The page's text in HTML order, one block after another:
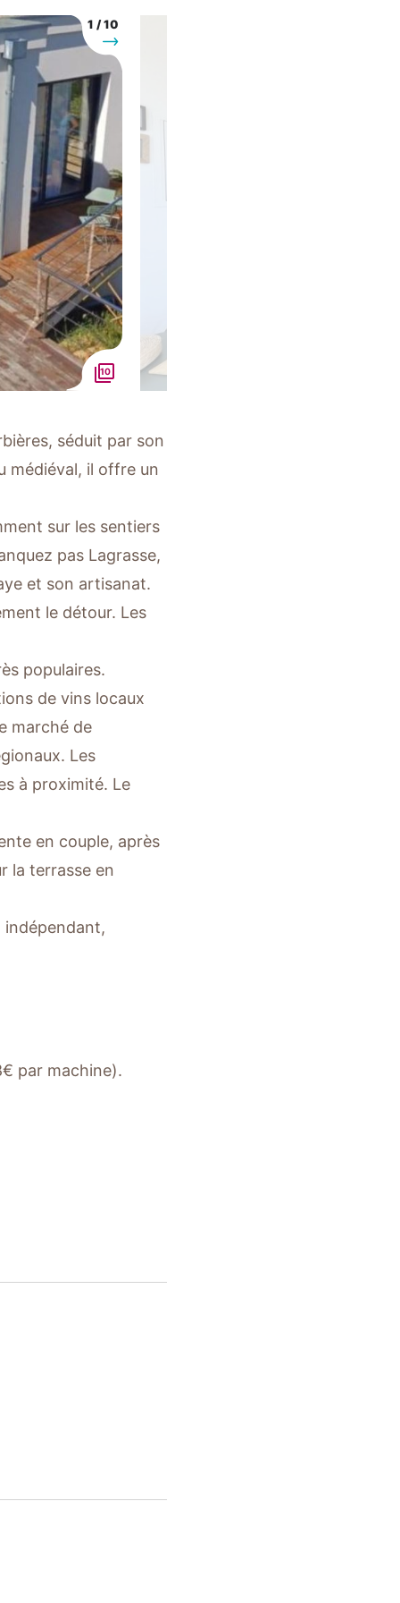
1 /10
Suivant
10
séduit par son
médiéval, il offre un
sur les sentiers
pas Lagrasse,
et son artisanat.
le détour. Les
populaires.
de vins locaux
marché de
Les
à proximité. Le
en couple, après
la terrasse en
indépendant,
par machine).